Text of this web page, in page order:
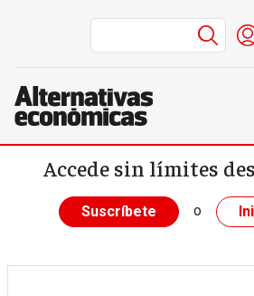
Pasar al contenido principal
Accede sin límites
Suscríbete o